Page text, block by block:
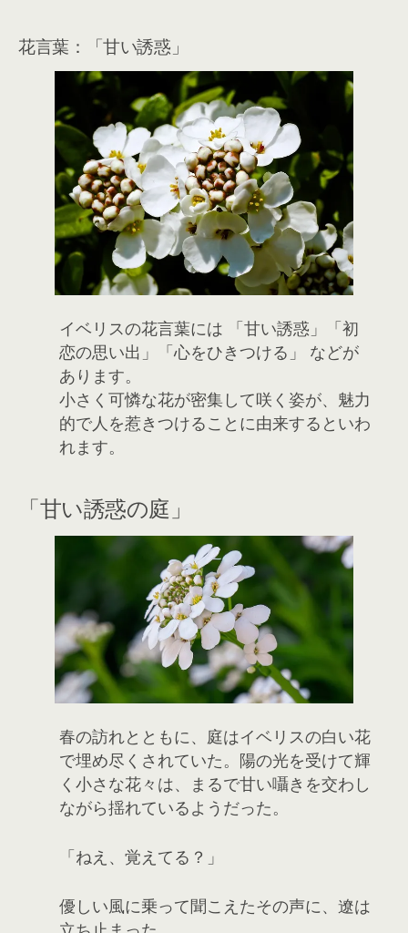
花言葉：「甘い誘惑」
イベリスの花言葉には 「甘い誘惑」「初
恋の思い出」「心をひきつける」 などが
あります。
小さく可憐な花が密集して咲く姿が、魅力
的で人を惹きつけることに由来するといわ
れます。
「甘い誘惑の庭」
春の訪れとともに、庭はイベリスの白い花
で埋め尽くされていた。陽の光を受けて輝
く小さな花々は、まるで甘い囁きを交わし
ながら揺れているようだった。
「ねえ、覚えてる？」
優しい風に乗って聞こえたその声に、遼は